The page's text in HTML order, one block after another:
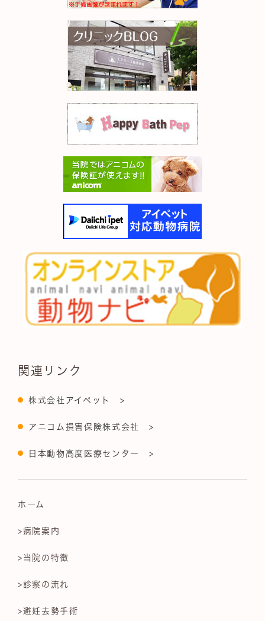
関連リンク
株式会社アイペット >
アニコム損害保険株式会社 >
日本動物高度医療センター >
ホーム
>病院案内
>当院の特徴
>診察の流れ
>避妊去勢手術